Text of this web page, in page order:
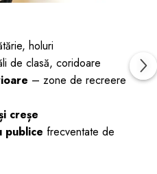
holuri
de clasă, coridoare
– zone de recreere
creșe
publice frecventate de